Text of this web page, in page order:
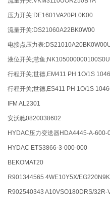
压力开关:DE1601VA20PL0K00
流量开关:DS21060A22BK0W00
电接点压力表
液位开关;慧鱼
行程开关;世德,EM411 PH 1O/1S
行程开关;世德,ES411 PH 1O/1S
IFM AL2301
安沃驰0820038602
HYDAC压力变送器HDA4445-A-600-
HYDAC ETS3866-3-000-000
BEKOMAT20
R901344565 4WE10Y5X/
R902540343 A10VSO180DRS/32R-